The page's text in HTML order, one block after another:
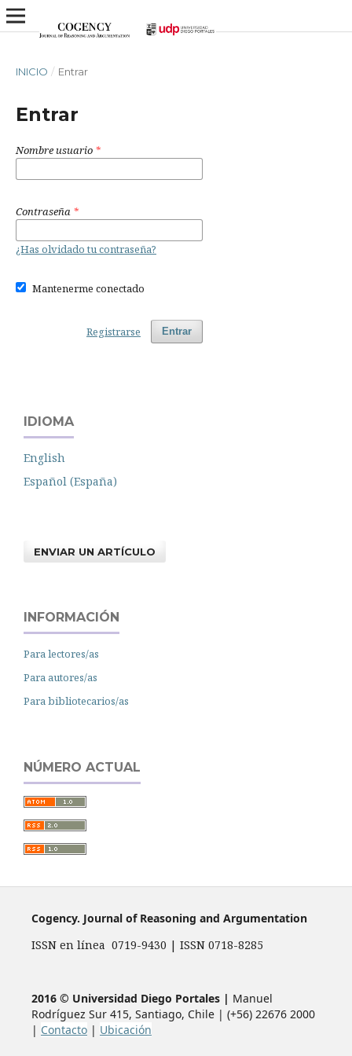
INICIO / Entrar
Entrar
Nombre usuario *
Contraseña *
¿Has olvidado tu contraseña?
Mantenerme conectado
Entrar
Registrarse
IDIOMA
English
Español (España)
ENVIAR UN ARTÍCULO
INFORMACIÓN
Para lectores/as
Para autores/as
Para bibliotecarios/as
NÚMERO ACTUAL
Cogency. Journal of Reasoning and Argumentation
ISSN en línea 0719-9430 | ISSN 0718-8285
2016 © Universidad Diego Portales | Manuel
Rodríguez Sur 415, Santiago, Chile | (+56) 22676 2000
| Contacto | Ubicación